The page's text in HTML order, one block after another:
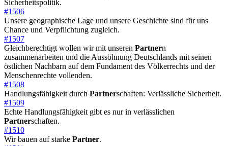
Sicherheitspolitik.
#1506
Unsere geographische Lage und unsere Geschichte sind für uns
Chance und Verpflichtung zugleich.
#1507
Gleichberechtigt wollen wir mit unseren Partnern
zusammenarbeiten und die Aussöhnung Deutschlands mit seinen
östlichen Nachbarn auf dem Fundament des Völkerrechts und der
Menschenrechte vollenden.
#1508
Handlungsfähigkeit durch Partnerschaften: Verlässliche Sicherheit.
#1509
Echte Handlungsfähigkeit gibt es nur in verlässlichen
Partnerschaften.
#1510
Wir bauen auf starke Partner.